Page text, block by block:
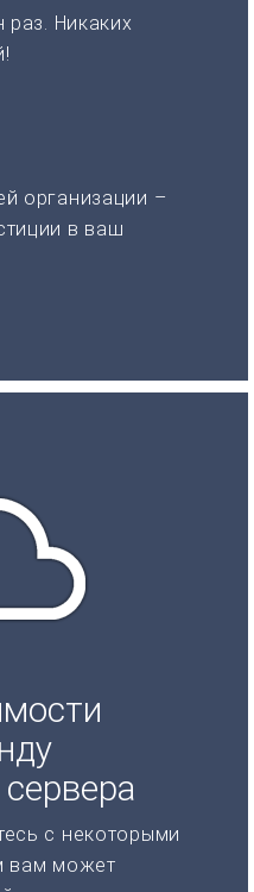
раз. Никаких
организации –
в ваш
с некоторыми
вам может